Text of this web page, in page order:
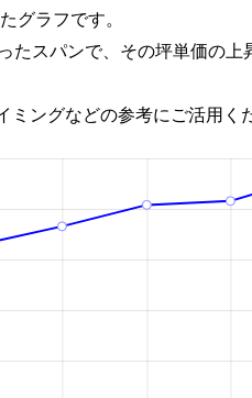
グラフです。
たスパンで、その坪単価の上
ングなどの参考にご活用く